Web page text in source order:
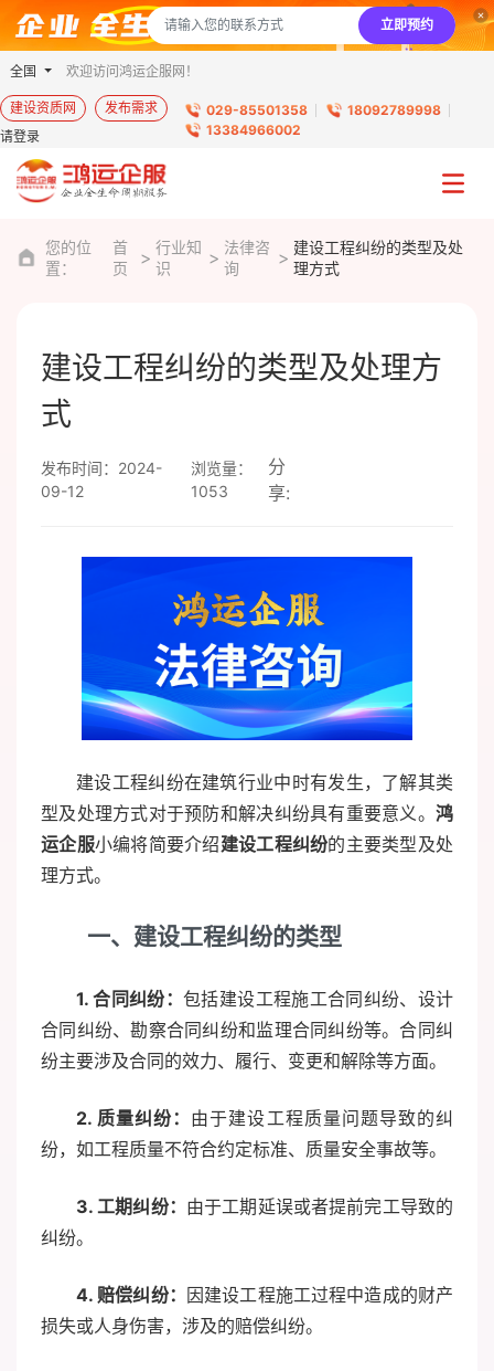
立即预约
全国 欢迎访问鸿运企服网！
建设资质网
发布需求
请登录
029-85501358
18092789998
13384966002
您的位
置：
首
页
行业知
识
法律咨
询
建设工程纠纷的类型及处
理方式
建设工程纠纷的类型及处理方
式
发布时间：2024-
09-12
浏览量：
1053
分
享:
建设工程纠纷在建筑行业中时有发生，了解其类
型及处理方式对于预防和解决纠纷具有重要意义。 鸿
运企服小编将简要介绍建设工程纠纷的主要类型及处
理方式。
一、建设工程纠纷的类型
1. 合同纠纷：包括建设工程施工合同纠纷、设计
合同纠纷、勘察合同纠纷和监理合同纠纷等。合同纠
纷主要涉及合同的效力、履行、变更和解除等方面。
2. 质量纠纷： 由于建设工程质量问题导致的纠
纷，如工程质量不符合约定标准、质量安全事故等。
3. 工期纠纷： 由于工期延误或者提前完工导致的
纠纷。
4. 赔偿纠纷： 因建设工程施工过程中造成的财产
损失或人身伤害，涉及的赔偿纠纷。